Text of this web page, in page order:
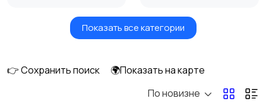
Самокаты и
Водные виды спорта
Показать все категории
👉 Сохранить поиск
🌍Показать на карте
По новизне